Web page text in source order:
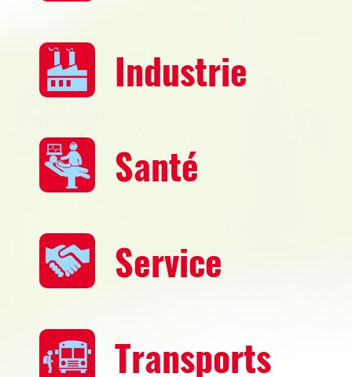
Industrie
Santé
Service
Transports